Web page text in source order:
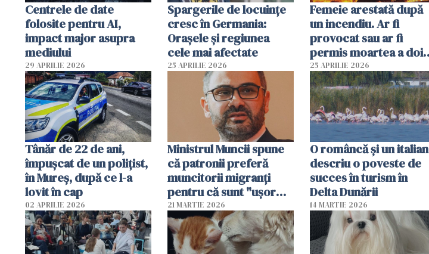
Centrele de date
folosite pentru AI,
impact major asupra
mediului
29 APRILIE 2026
Spargerile de locuințe
cresc în Germania:
Orașele și regiunea
cele mai afectate
25 APRILIE 2026
Femeie arestată după
un incendiu. Ar fi
provocat sau ar fi
permis moartea a doi
copii de 1 an și 3 ani
25 APRILIE 2026
Tânăr de 22 de ani,
împușcat de un polițist,
în Mureș, după ce l-a
lovit în cap
02 APRILIE 2026
Ministrul Muncii spune
că patronii preferă
muncitorii migranți
pentru că sunt "uşor
dispensabili"
21 MARTIE 2026
O româncă și un italian
descriu o poveste de
succes în turism în
Delta Dunării
14 MARTIE 2026